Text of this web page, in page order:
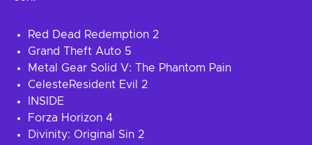
Red Dead Redemption 2
Grand Theft Auto 5
Metal Gear Solid V: The Phantom Pain
CelesteResident Evil 2
INSIDE
Forza Horizon 4
Divinity: Original Sin 2